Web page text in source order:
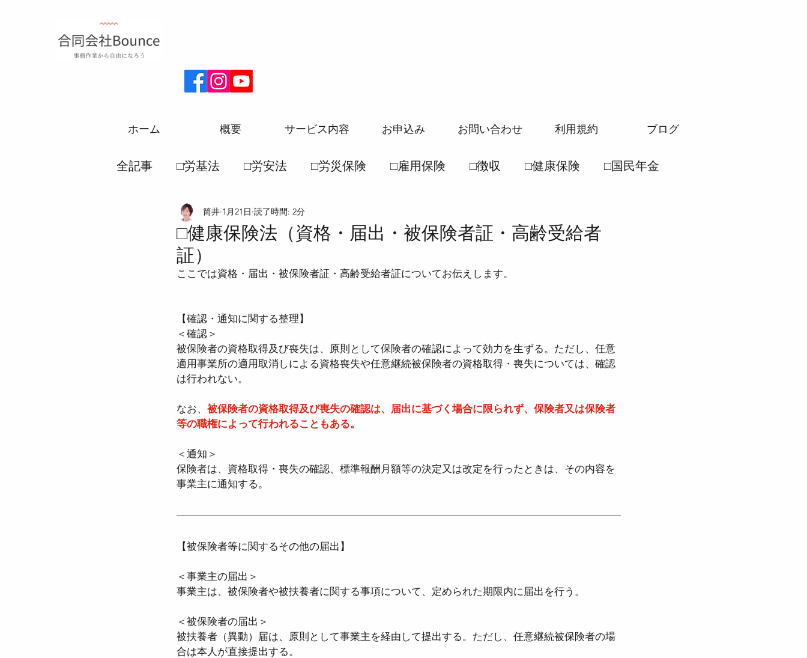
ホーム 概要 サービス内容 お申込み お問い合わせ 利用規約 ブログ
全記事 □労基法 □労安法 □労災保険 □雇用保険 □徴収 □健康保険 □国民年金
□厚生年金 □労務一般常識
●労働災害保険法
●介護保険法 ●高齢者医療確保法
●確定給付企業年金法 ●確定拠出年金法 ●社会保険労務士法 ●労働契約法
●労働組合法 ●労働時間設定改善法 ●男女雇用機会均等法 ●育児介護休業法
□健康保険法（資格・届出・被保険者証・高齢受給者
証）
筒井 1月21日 読了時間: 2分
ここでは資格・届出・被保険者証・高齢受給者証についてお伝えします。
【確認・通知に関する整理】
＜確認＞
被保険者の資格取得及び喪失は、原則として保険者の確認によって効力を生ずる。ただし、任意
適用事業所の適用取消しによる資格喪失や任意継続被保険者の資格取得・喪失については、確認
は行われない。
なお、 被保険者の資格取得及び喪失の確認は、届出に基づく場合に限られず、保険者又は保険者
等の職権によって行われることもある。
＜通知＞
保険者は、資格取得・喪失の確認、標準報酬月額等の決定又は改定を行ったときは、その内容を
事業主に通知する。
【被保険者等に関するその他の届出】
＜事業主の届出＞
事業主は、被保険者や被扶養者に関する事項について、定められた期限内に届出を行う。
＜被保険者の届出＞
被扶養者（異動）届は、原則として事業主を経由して提出する。ただし、任意継続被保険者の場
合は本人が直接提出する。